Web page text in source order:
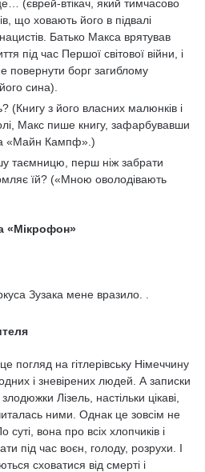
(єврей-втікач, який тимчасово
що ховають його в підвалі
Батько Макса врятував
під час Першої світової війни, і
повернути борг загиблому
сина).
(Книгу з його власних малюнків і
Макс пише книгу, зафарбувавши
«Майн Кампф».)
таємницю, перш ніж забрати
їй? («Мною оволодівають
«Мікрофон»
Зузака мене вразило. .
погляд на гітлерівську Німеччину
і зневірених людей. А записки
Лізель, настільки цікаві,
ними. Однак це зовсім не
суті, вона про всіх хлопчиків і
під час воєн, голоду, розрухи. І
сховатися від смерті і